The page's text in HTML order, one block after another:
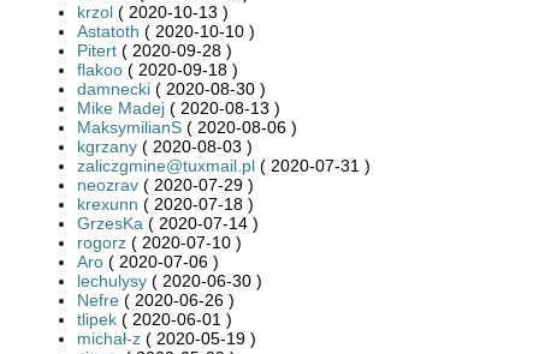
krzol ( 2020-10-13 )
Astatoth ( 2020-10-10 )
Pitert ( 2020-09-28 )
flakoo ( 2020-09-18 )
damnecki ( 2020-08-30 )
Mike Madej ( 2020-08-13 )
MaksymilianS ( 2020-08-06 )
kgrzany ( 2020-08-03 )
zaliczgmine@tuxmail.pl ( 2020-07-31 )
neozrav ( 2020-07-29 )
krexunn ( 2020-07-18 )
GrzesKa ( 2020-07-14 )
rogorz ( 2020-07-10 )
Aro ( 2020-07-06 )
lechulysy ( 2020-06-30 )
Nefre ( 2020-06-26 )
tlipek ( 2020-06-01 )
michał-z ( 2020-05-19 )